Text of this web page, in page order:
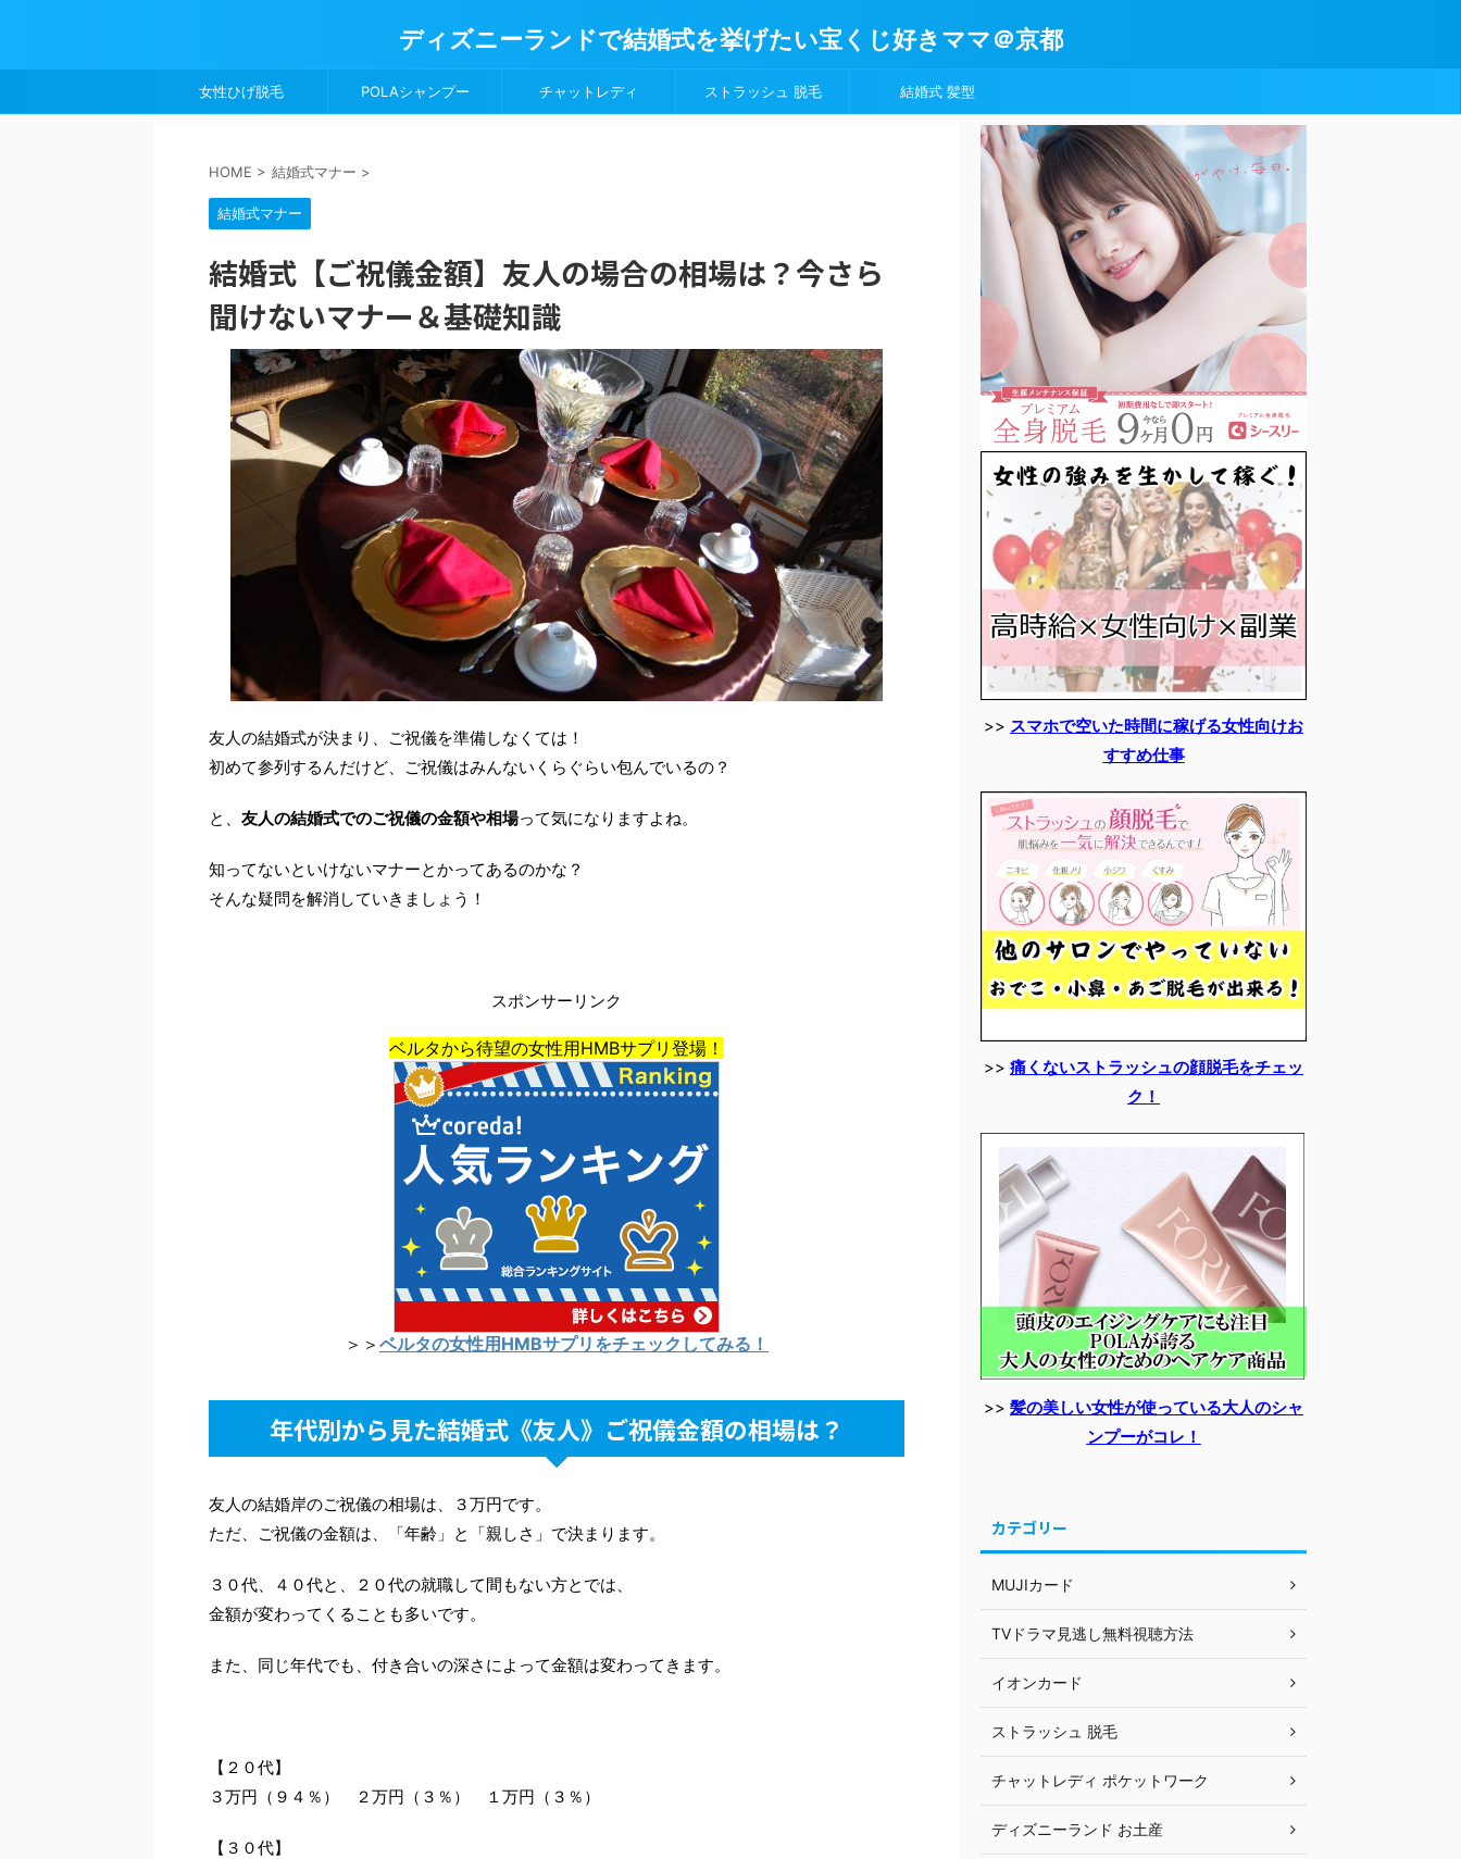
ディズニーランドで結婚式を挙げたい宝くじ好きママ＠京都
女性ひげ脱毛 POLAシャンプー チャットレディ ストラッシュ 脱毛 結婚式 髪型
HOME > 結婚式マナー >
結婚式マナー
結婚式【ご祝儀金額】友人の場合の相場は？今さら
聞けないマナー＆基礎知識
友人の結婚式が決まり、ご祝儀を準備しなくては！
初めて参列するんだけど、ご祝儀はみんないくらぐらい包んでいるの？
と、 友人の結婚式でのご祝儀の金額や相場って気になりますよね。
知ってないといけないマナーとかってあるのかな？
そんな疑問を解消していきましょう！
スポンサーリンク
ベルタから待望の女性用HMBサプリ登場！
＞＞ ベルタの女性用HMBサプリをチェックしてみる！
年代別から見た結婚式《友人》ご祝儀金額の相場は？
友人の結婚岸のご祝儀の相場は、３万円です。
ただ、ご祝儀の金額は、「年齢」と「親しさ」で決まります。
３０代、４０代と、２０代の就職して間もない方とでは、
金額が変わってくることも多いです。
また、同じ年代でも、付き合いの深さによって金額は変わってきます。
【２０代】
３万円（９４％） ２万円（３％） １万円（３％）
【３０代】
>> スマホで空いた時間に稼げる女性向けお
すすめ仕事
>> 痛くないストラッシュの顔脱毛をチェッ
ク！
>> 髪の美しい女性が使っている大人のシャ
ンプーがコレ！
カテゴリー
MUJIカード
TVドラマ見逃し無料視聴方法
イオンカード
ストラッシュ 脱毛
チャットレディ ポケットワーク
ディズニーランド お土産